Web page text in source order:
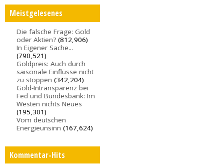
Meistgelesenes
Die falsche Frage: Gold
oder Aktien? (812,906)
In Eigener Sache...
(790,521)
Goldpreis: Auch durch
saisonale Einflüsse nicht
zu stoppen (342,204)
Gold-Intransparenz bei
Fed und Bundesbank: Im
Westen nichts Neues
(195,301)
Vom deutschen
Energieunsinn (167,624)
Kommentar-Hits